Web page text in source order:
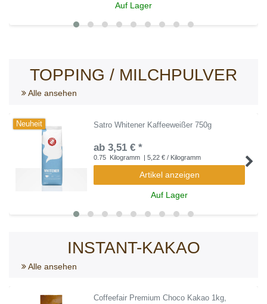
Auf Lager
TOPPING / MILCHPULVER
Alle ansehen
Neuheit Satro Whitener Kaffeeweißer 750g
ab 3,51 € *
0.75 Kilogramm | 5,22 € / Kilogramm
Artikel anzeigen
Auf Lager
INSTANT-KAKAO
Alle ansehen
Coffeefair Premium Choco Kakao 1kg,